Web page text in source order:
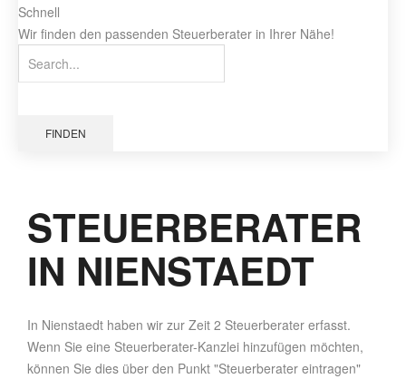
Schnell
Wir finden den passenden Steuerberater in Ihrer Nähe!
FINDEN
STEUERBERATER
IN NIENSTAEDT
In Nienstaedt haben wir zur Zeit 2 Steuerberater erfasst.
Wenn Sie eine Steuerberater-Kanzlei hinzufügen möchten,
können Sie dies über den Punkt "Steuerberater eintragen"